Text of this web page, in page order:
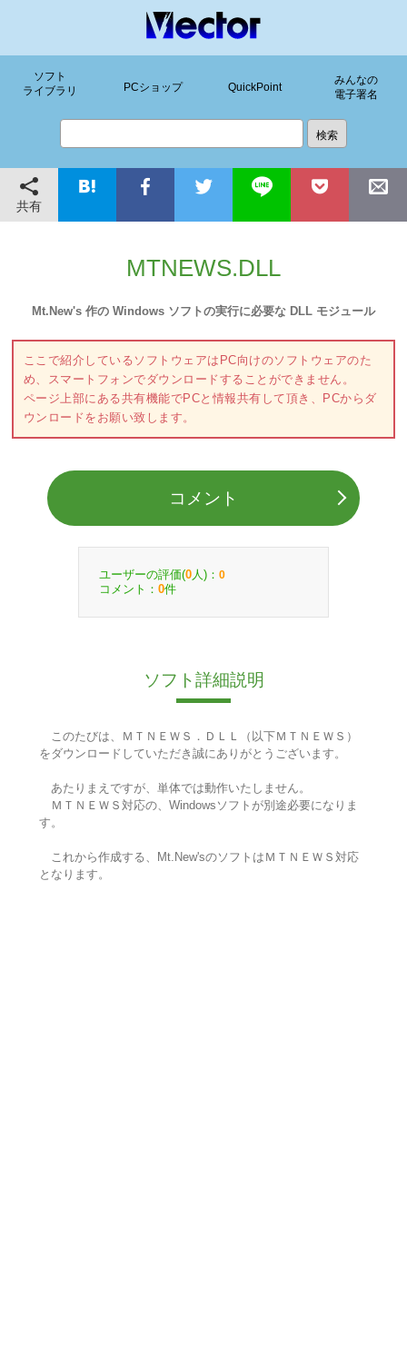
ソフト
ライブラリ
PCショップ QuickPoint
みんなの
電子署名
共有
MTNEWS.DLL
Mt.New's 作の Windows ソフトの実行に必要な DLL モジュール
ここで紹介しているソフトウェアはPC向けのソフトウェアのた
め、スマートフォンでダウンロードすることができません。
ページ上部にある共有機能でPCと情報共有して頂き、PCからダ
ウンロードをお願い致します。
コメント
ユーザーの評価(0 人)： 0
コメント： 0件
ソフト詳細説明
このたびは、ＭＴＮＥＷＳ．ＤＬＬ（以下ＭＴＮＥＷＳ）
をダウンロードしていただき誠にありがとうございます。
あたりまえですが、単体では動作いたしません。
ＭＴＮＥＷＳ対応の、Windowsソフトが別途必要になりま
す。
これから作成する、Mt.New'sのソフトはＭＴＮＥＷＳ対応
となります。